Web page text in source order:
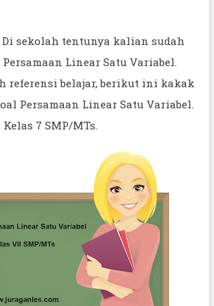
Di sekolah tentunya kalian sudah
Linear Satu Variabel.
referensi belajar, berikut ini kakak
Persamaan Linear Satu Variabel.
7 SMP/MTs.